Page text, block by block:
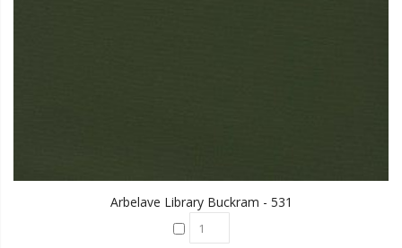
Arbelave Library Buckram - 531